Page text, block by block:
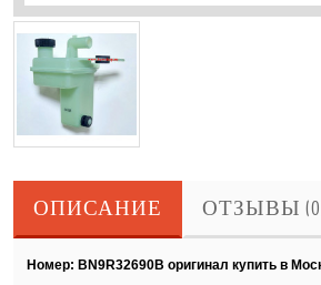
ОПИСАНИЕ ОТЗЫВЫ
Номер: BN9R32690B оригинал купить в